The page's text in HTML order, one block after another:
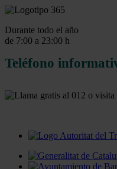
Durante todo el año
de 7:00 a 23:00 h
Teléfono